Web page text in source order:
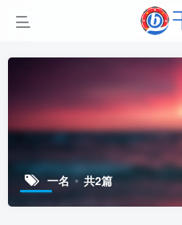
一名 共2篇